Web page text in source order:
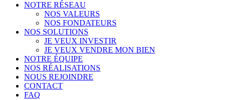
NOTRE RÉSEAU
NOS VALEURS
NOS FONDATEURS
NOS SOLUTIONS
JE VEUX INVESTIR
JE VEUX VENDRE MON BIEN
NOTRE ÉQUIPE
NOS RÉALISATIONS
NOUS REJOINDRE
CONTACT
FAQ